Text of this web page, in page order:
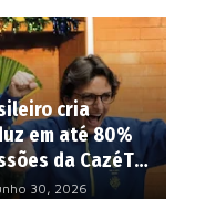
cria
em até 80%
da CazéTV;
30, 2026